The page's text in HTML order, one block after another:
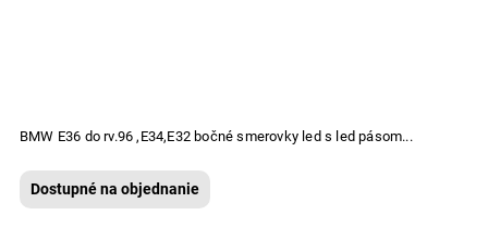
BMW E36 do rv.96 ,E34,E32 bočné smerovky led s led pásom...
Dostupné na objednanie